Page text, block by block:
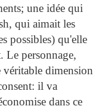
une idée qui
qui aimait les
possibles) qu'elle
Le personnage,
dimension
il va
dans ce